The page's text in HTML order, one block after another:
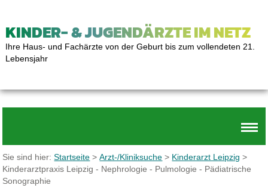
KINDER- & JUGENDÄRZTE IM NETZ
Ihre Haus- und Fachärzte von der Geburt bis zum vollendeten 21.
Lebensjahr
Sie sind hier:Startseite >Arzt-/Kliniksuche > Kinderarzt Leipzig >
Kinderarztpraxis Leipzig - Nephrologie - Pulmologie - Pädiatrische
Sonographie